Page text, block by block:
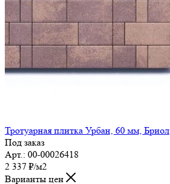
Тротуарная плитка Урбан, 60 мм, Бриол
Под заказ
Арт.: 00-00026418
2 337 ₽/м2
Варианты цен